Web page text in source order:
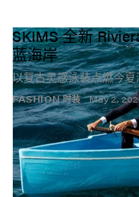
FASHION 时装
SKIMS 全新
蓝海岸
以复古灵感泳装点燃今
May 2,